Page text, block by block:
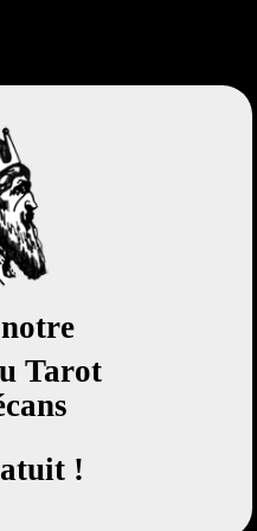
Tarot
!